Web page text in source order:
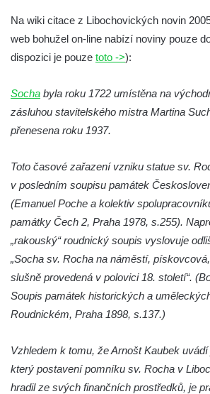
Socha Tygr v ZOO Hluboká
Socha Želva v ZOO Hluboká
Socha Včela v ZOO Hluboká
Socha Housenka v ZOO Hluboká
Socha Rosomák v ZOO Hluboká
Socha Beruška v ZOO Hluboká
Socha Vážka v ZOO Hluboká
Socha Volavka v ZOO Hluboká
Flamingo trůn v ZOO Hluboká
Lavička Kůň Převalského v ZOO Hluboká
Lysá nad Labem, barokní město Šporkovo
Socha Opičákovník v ZOO Hluboká
Reliéf Rodina a práce na budově záložny
Na wiki citace z Libochovických novin
web bohužel on-line nabízí noviny pouze
dispozici je pouze toto ->):
Socha byla roku 1722 umístěna na
zásluhou stavitelského mistra Martina
přenesena roku 1937.
Toto časové zařazení vzniku statue sv.
v posledním soupisu památek
(Emanuel Poche a kolektiv
památky Čech 2, Praha 1978, s.255).
„rakouský“ roudnický soupis vyslovuje
„Socha sv. Rocha na náměstí,
slušně provedená v polovici 18. století“.
Soupis památek historických a
Roudnickém, Praha 1898, s.137.)
Vzhledem k tomu, že Arnošt Kaubek
který postavení pomníku sv. Rocha v
hradil ze svých finančních prostředků, je